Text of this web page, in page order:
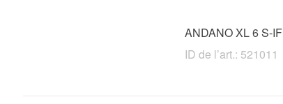
ANDANO XL 6 S-IF
ID de l’art.: 521011